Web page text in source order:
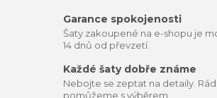
Garance spokojenosti
Šaty zakoupené na e-shopu je
14 dnů od převzetí.
Každé šaty dobře známe
Nebojte se zeptat na detaily.
pomůžeme s výběrem.